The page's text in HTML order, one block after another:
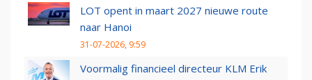
LOT opent in maart 2027 nieuwe route
naar Hanoi
31-07-2026, 9:59
Voormalig financieel directeur KLM Erik